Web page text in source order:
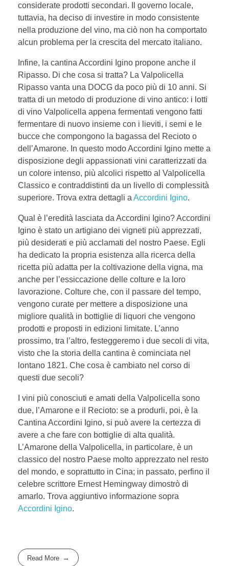
considerate prodotti secondari. Il governo locale,
tuttavia, ha deciso di investire in modo consistente
nella produzione del vino, ma ciò non ha comportato
alcun problema per la crescita del mercato italiano.
Infine, la cantina Accordini Igino propone anche il
Ripasso. Di che cosa si tratta? La Valpolicella
Ripasso vanta una DOCG da poco più di 10 anni. Si
tratta di un metodo di produzione di vino antico: i lotti
di vino Valpolicella appena fermentati vengono fatti
fermentare di nuovo insieme con i lieviti, i semi e le
bucce che compongono la bagassa del Recioto o
dell’Amarone. In questo modo Accordini Igino mette a
disposizione degli appassionati vini caratterizzati da
un colore intenso, più alcolici rispetto al Valpolicella
Classico e contraddistinti da un livello di complessità
superiore. Trova extra dettagli a Accordini Igino.
Qual è l’eredità lasciata da Accordini Igino? Accordini
Igino è stato un artigiano dei vigneti più apprezzati,
più desiderati e più acclamati del nostro Paese. Egli
ha dedicato la propria esistenza alla ricerca della
ricetta più adatta per la coltivazione della vigna, ma
anche per l’essiccazione delle colture e la loro
lavorazione. Colture che, con il passare del tempo,
vengono curate per mettere a disposizione una
migliore qualità in bottiglie di liquori che vengono
prodotti e proposti in edizioni limitate. L’anno
prossimo, tra l’altro, festeggeremo i due secoli di vita,
visto che la storia della cantina è cominciata nel
lontano 1821. Che cosa è cambiato nel corso di
questi due secoli?
I vini più conosciuti e amati della Valpolicella sono
due, l’Amarone e il Recioto: se a produrli, poi, è la
Cantina Accordini Igino, si può avere la certezza di
avere a che fare con bottiglie di alta qualità.
L’Amarone della Valpolicella, in particolare, è un
classico del nostro Paese molto apprezzato nel resto
del mondo, e soprattutto in Cina; in passato, perfino il
celebre scrittore Ernest Hemingway dimostrò di
amarlo. Trova aggiuntivo informazione sopra
Accordini Igino.
Read More